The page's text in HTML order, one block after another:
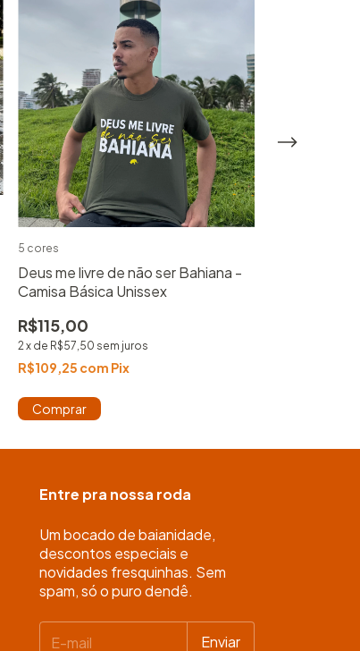
Deus me livre de não ser Bahiana -
Camisa Básica Unissex
R$115,00
2 x de R$57,50 sem juros
R$109,25 com Pix
5 cores
Comprar
Entre pra nossa roda
Um bocado de baianidade,
descontos especiais e
novidades fresquinhas. Sem
spam, só o puro dendê.